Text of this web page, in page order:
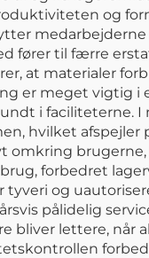
og
fører til færre
at materialer
er meget vigtig
i faciliteterne.
hvilket
omkring
forbedret
og
pålidelig
bliver lettere,